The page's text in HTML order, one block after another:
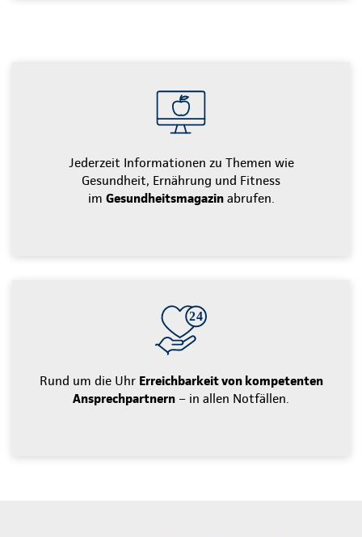
Jederzeit Informationen zu Themen wie
Gesundheit, Ernährung und Fitness
im Gesundheitsmagazinabrufen.
Rund um die Uhr Erreichbarkeit von kompetenten
Ansprechpartnern – in allen Notfällen.